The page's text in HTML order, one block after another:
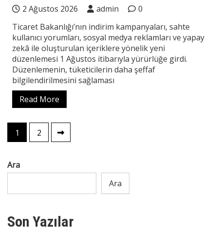
2 Ağustos 2026 admin
0
Ticaret Bakanlığı’nın indirim kampanyaları, sahte
kullanıcı yorumları, sosyal medya reklamları ve yapay
zekâ ile oluşturulan içeriklere yönelik yeni
düzenlemesi 1 Ağustos itibarıyla yürürlüğe girdi.
Düzenlemenin, tüketicilerin daha şeffaf
bilgilendirilmesini sağlaması
Read More
Yazı
sayfalaması
1 2
Ara
Ara
Son Yazılar